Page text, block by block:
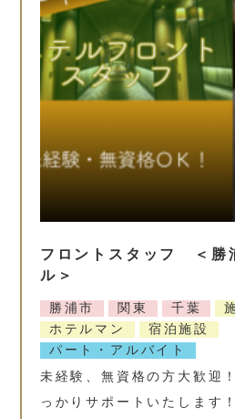
フロントスタッフ ＜勝
ル＞
勝浦市 関東 千葉
ホテルマン
宿泊施設
パート・アルバイト
未経験、無資格の方大歓迎
っかりサポートいたします